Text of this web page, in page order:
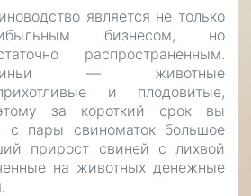
является не только
бизнесом, но
распространенным.
— животные
и плодовитые,
за короткий срок вы
с пары свиноматок большое
прирост свиней с лихвой
на животных денежные